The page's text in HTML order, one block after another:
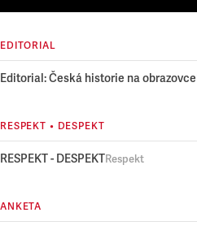
EDITORIAL
Editorial: Česká historie na obrazovce
RESPEKT • DESPEKT
RESPEKT - DESPEKTRespekt
ANKETA